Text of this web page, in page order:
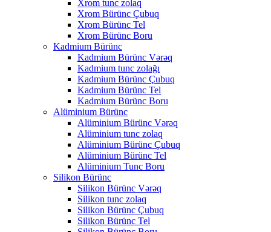
Xrom tunc zolaq
Xrom Bürünc Çubuq
Xrom Bürünc Tel
Xrom Bürünc Boru
Kadmium Bürünc
Kadmium Bürünc Vərəq
Kadmium tunc zolağı
Kadmium Bürünc Çubuq
Kadmium Bürünc Tel
Kadmium Bürünc Boru
Alüminium Bürünc
Alüminium Bürünc Vərəq
Alüminium tunc zolaq
Alüminium Bürünc Çubuq
Alüminium Bürünc Tel
Alüminium Tunc Boru
Silikon Bürünc
Silikon Bürünc Vərəq
Silikon tunc zolaq
Silikon Bürünc Çubuq
Silikon Bürünc Tel